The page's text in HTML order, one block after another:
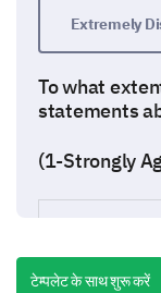
Extremely
To what
statements
(1-Strongly
The duration
टेम्पलेट के साथ शुरू करें